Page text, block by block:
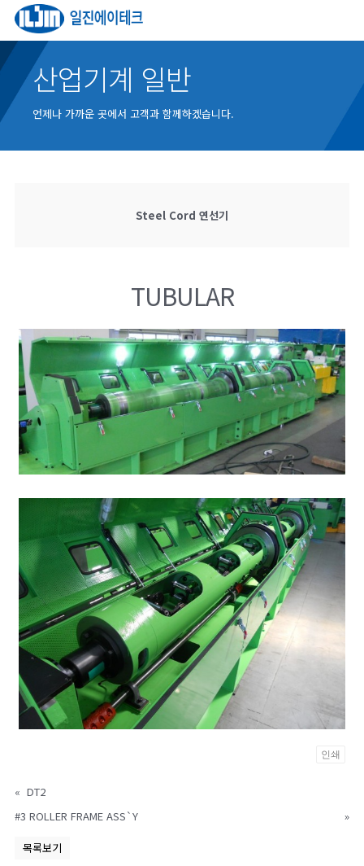
산업기계 일반
언제나 가까운 곳에서 고객과 함께하겠습니다.
Steel Cord 연선기
TUBULAR
인쇄
« DT2
#3 ROLLER FRAME ASS`Y
»
목록보기